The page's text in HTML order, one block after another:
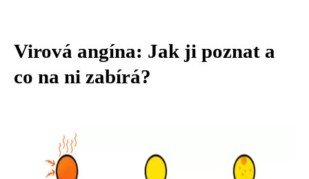
Virová angína: Jak ji poznat a
co na ni zabírá?